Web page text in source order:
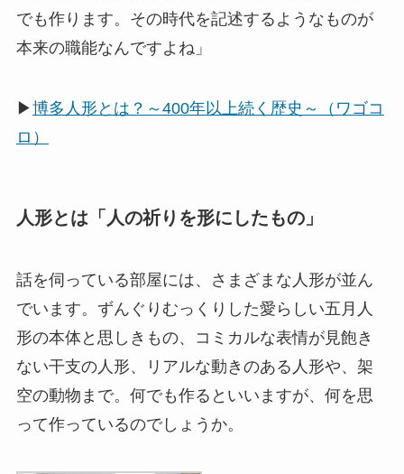
でも作ります。その時代を記述するようなものが
本来の職能なんですよね」
▶博多人形とは？～400年以上続く歴史～（ワゴコ
ロ）
人形とは「人の祈りを形にしたもの」
話を伺っている部屋には、さまざまな人形が並ん
でいます。ずんぐりむっくりした愛らしい五月人
形の本体と思しきもの、コミカルな表情が見飽き
ない干支の人形、リアルな動きのある人形や、架
空の動物まで。何でも作るといいますが、何を思
って作っているのでしょうか。